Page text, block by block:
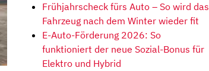
Frühjahrscheck fürs Auto – So wird das
Fahrzeug nach dem Winter wieder fit
E-Auto-Förderung 2026: So
funktioniert der neue Sozial-Bonus für
Elektro und Hybrid